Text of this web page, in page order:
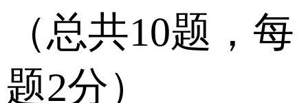
（总共10题，每
题2分）